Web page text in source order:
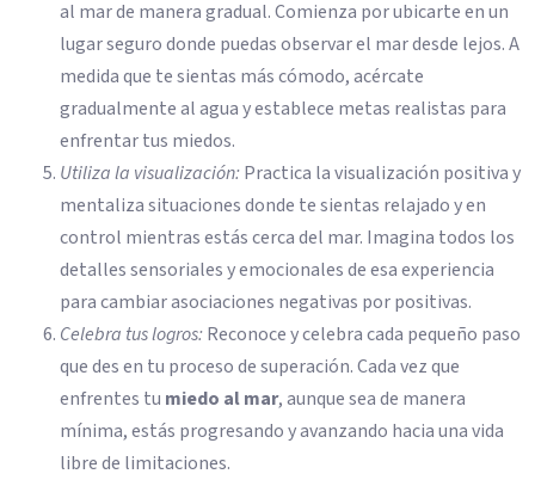
al mar de manera gradual. Comienza por ubicarte en un
lugar seguro donde puedas observar el mar desde lejos. A
medida que te sientas más cómodo, acércate
gradualmente al agua y establece metas realistas para
enfrentar tus miedos.
Utiliza la visualización:Practica la visualización positiva y
mentaliza situaciones donde te sientas relajado y en
control mientras estás cerca del mar. Imagina todos los
detalles sensoriales y emocionales de esa experiencia
para cambiar asociaciones negativas por positivas.
Celebra tus logros:Reconoce y celebra cada pequeño paso
que des en tu proceso de superación. Cada vez que
enfrentes tu miedo al mar, aunque sea de manera
mínima, estás progresando y avanzando hacia una vida
libre de limitaciones.